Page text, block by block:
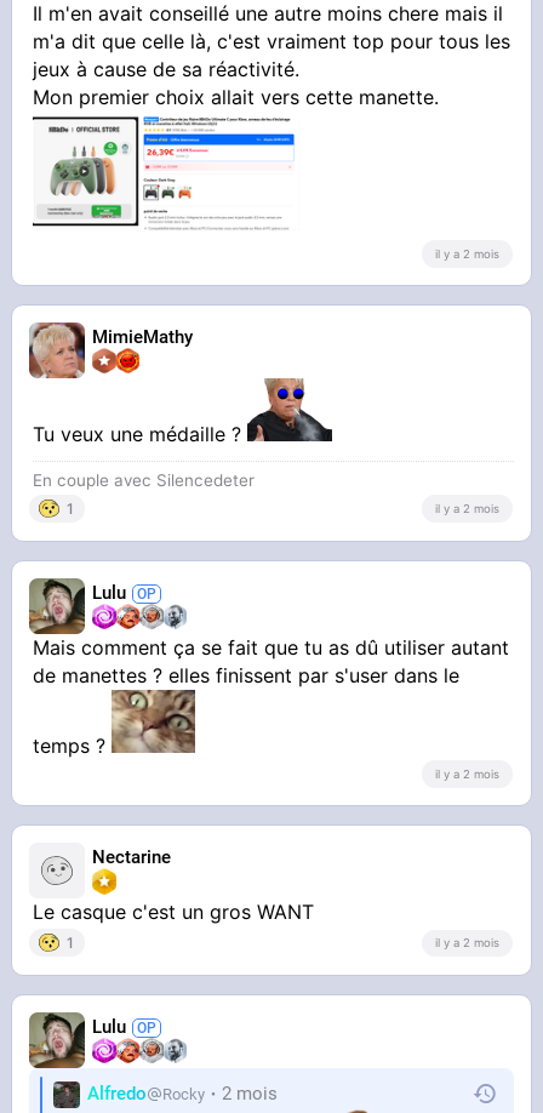
. AMAZON m'a remboursé
intégralement mon Nothing, ils sont adorables
(j'avais fait des carabistouilles en le prenant
dans mon bain)
Il m'en avait conseillé une autre moins chere mais il
m'a dit que celle là, c'est vraiment top pour tous les
jeux à cause de sa réactivité.
Mon premier choix allait vers cette manette.
il y a 2 mois
MimieMathy
Tu veux une médaille ?
En couple avec Silencedeter
1 il y a 2 mois
Lulu
Mais comment ça se fait que tu as dû utiliser autant
de manettes ? elles finissent par s'user dans le
temps ?
il y a 2 mois
Nectarine
Le casque c'est un gros WANT
1 il y a 2 mois
Lulu
Alfredo Rocky 2 mois